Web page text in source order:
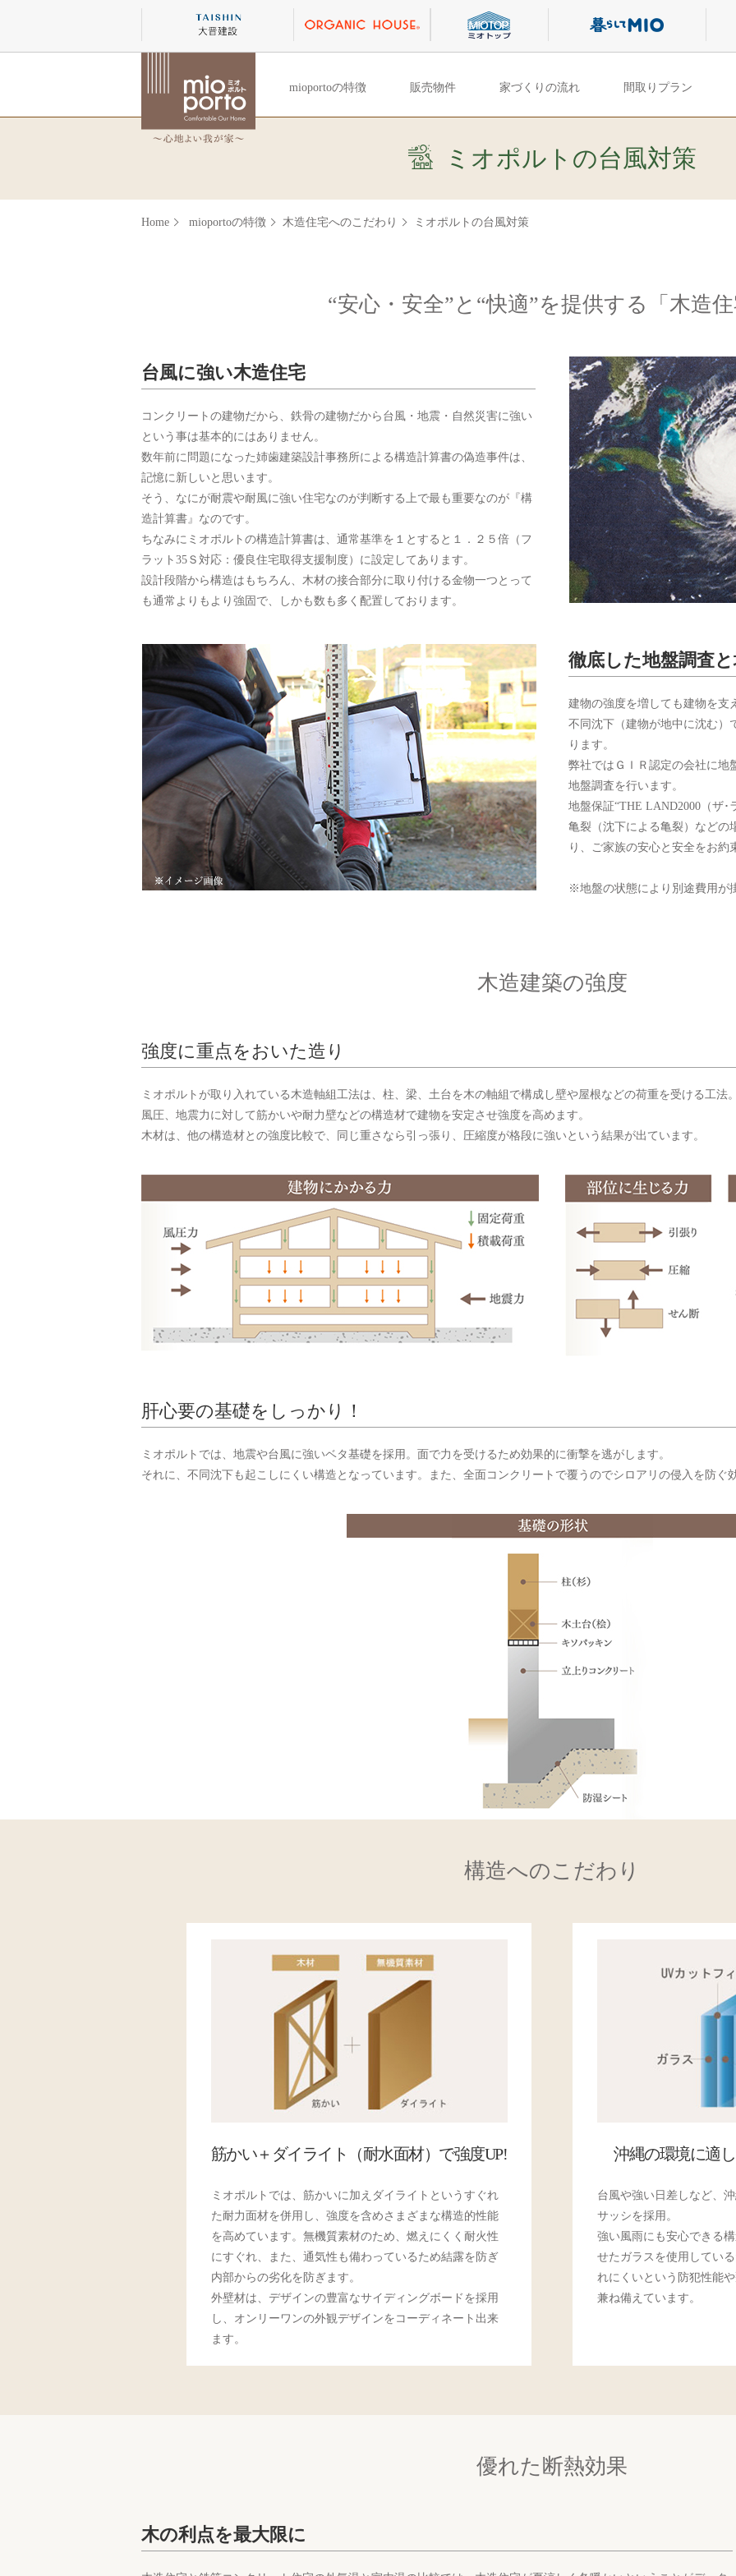
mioportoの特徴 販売物件 家づくりの流れ 間取りプラン
ミオポルトの台風対策
Home mioportoの特徴 木造住宅へのこだわり ミオポルトの台風対策
“安心・安全”と“快適”を提供する「木造住
台風に強い木造住宅
コンクリートの建物だから、鉄骨の建物だから台風・地震・自然災害に強い
という事は基本的にはありません。
数年前に問題になった姉歯建築設計事務所による構造計算書の偽造事件は、
記憶に新しいと思います。
そう、なにが耐震や耐風に強い住宅なのが判断する上で最も重要なのが『構
造計算書』なのです。
ちなみにミオポルトの構造計算書は、通常基準を１とすると１．２５倍（フ
ラット35Ｓ対応：優良住宅取得支援制度）に設定してあります。
設計段階から構造はもちろん、木材の接合部分に取り付ける金物一つとって
も通常よりもより強固で、しかも数も多く配置しております。
徹底した地盤調査
建物の強度を増しても建物を支
不同沈下（建物が地中に沈む）
ります。
弊社ではＧＩＲ認定の会社に地
地盤調査を行います。
地盤保証“THE LAND2000（ザ･
亀裂（沈下による亀裂）などの
り、ご家族の安心と安全をお約
※地盤の状態により別途費用が
木造建築の強度
強度に重点をおいた造り
ミオポルトが取り入れている木造軸組工法は、柱、梁、土台を木の軸組で構成し壁や屋根などの荷重を受ける工法。
風圧、地震力に対して筋かいや耐力壁などの構造材で建物を安定させ強度を高めます。
木材は、他の構造材との強度比較で、同じ重さなら引っ張り、圧縮度が格段に強いという結果が出ています。
肝心要の基礎をしっかり！
ミオポルトでは、地震や台風に強いベタ基礎を採用。面で力を受けるため効果的に衝撃を逃がします。
それに、不同沈下も起こしにくい構造となっています。また、全面コンクリートで覆うのでシロアリの侵入を防ぐ
構造へのこだわり
筋かい＋ダイライト（耐水面材）で強度UP!
ミオポルトでは、筋かいに加えダイライトというすぐれ
た耐力面材を併用し、強度を含めさまざまな構造的性能
を高めています。無機質素材のため、燃えにくく耐火性
にすぐれ、また、通気性も備わっているため結露を防ぎ
内部からの劣化を防ぎます。
外壁材は、デザインの豊富なサイディングボードを採用
し、オンリーワンの外観デザインをコーディネート出来
ます。
沖縄の環境に適
台風や強い日差しなど、
サッシを採用。
強い風雨にも安心できる
せたガラスを使用してい
れにくいという防犯性能
兼ね備えています。
優れた断熱効果
木の利点を最大限に